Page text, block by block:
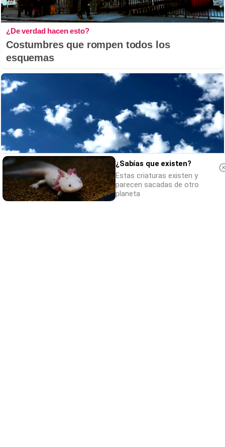
¿De verdad hacen esto?
Costumbres que rompen todos los
esquemas
¿Sabías que existen?
Estas criaturas existen y
parecen sacadas de otro
planeta